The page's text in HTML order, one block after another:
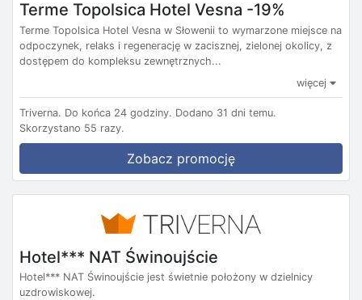
Terme Topolsica Hotel Vesna -19%
Terme Topolsica Hotel Vesna w Słowenii to wymarzone miejsce na
odpoczynek, relaks i regenerację w zacisznej, zielonej okolicy, z
dostępem do kompleksu zewnętrznych...
więcej
Triverna. Do końca 24 godziny. Dodano 31 dni temu.
Skorzystano 55 razy.
Zobacz promocję
Hotel*** NAT Świnoujście
Hotel*** NAT Świnoujście jest świetnie położony w dzielnicy
uzdrowiskowej.